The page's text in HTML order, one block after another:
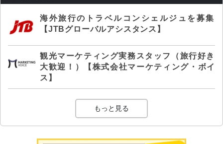
海外旅行のトラベルコンシェルジュを募集
【JTBグローバルアシスタンス】
観光マーケティング実務スタッフ（旅行好き
大歓迎！）【株式会社マーケティング・ボイ
ス】
もっと見る